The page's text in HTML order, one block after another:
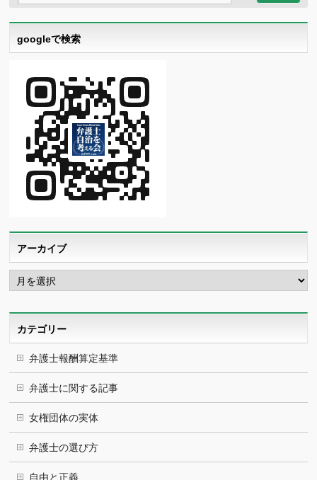
googleで検索
アーカイブ
ア
ー
カ
カテゴリー
弁護士報酬算定基準
弁護士に関する記事
女権団体の実体
弁護士の選び方
自由と正義